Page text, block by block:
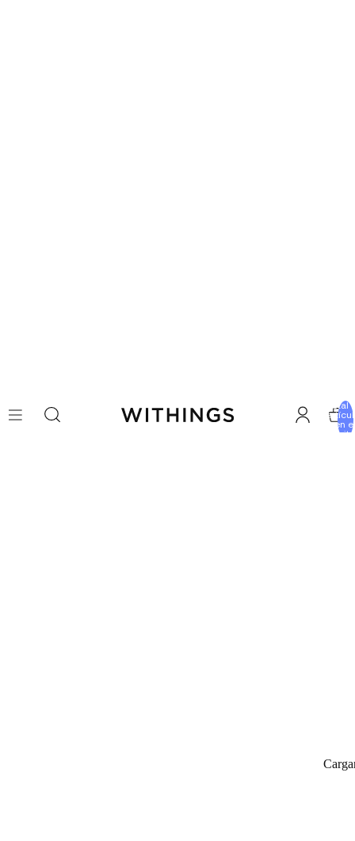
Total
en el